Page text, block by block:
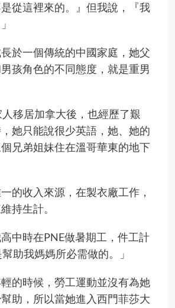
從這裡來的。』但我說，『我
於一個傳統的中國家庭，她父
孩角色的不同態度，就是重男
移居加拿大後，也經歷了艱
她只能說很少英語，她、她的
兄弟姐妹住在溫哥華東的地下
的收入來源，在製衣廠工作，
持生計。
中時在PNE做暑期工，件工計
助我媽媽所必需做的。」
的時候，勞工運動並沒有為她
助，所以當她進入西門菲莎大